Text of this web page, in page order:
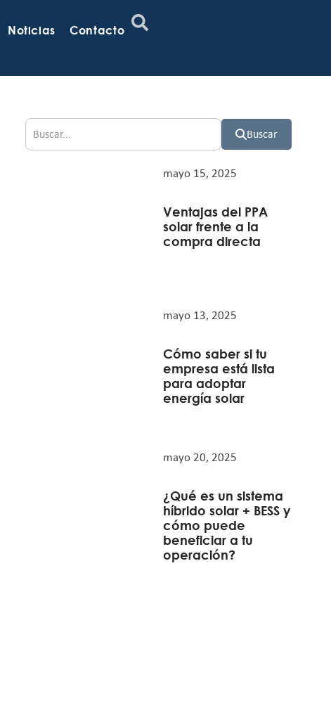
Noticias Contacto
Buscar
mayo 15, 2025
Ventajas del PPA
solar frente a la
compra directa
mayo 13, 2025
Cómo saber si tu
empresa está lista
para adoptar
energía solar
mayo 20, 2025
¿Qué es un sistema
híbrido solar + BESS y
cómo puede
beneficiar a tu
operación?